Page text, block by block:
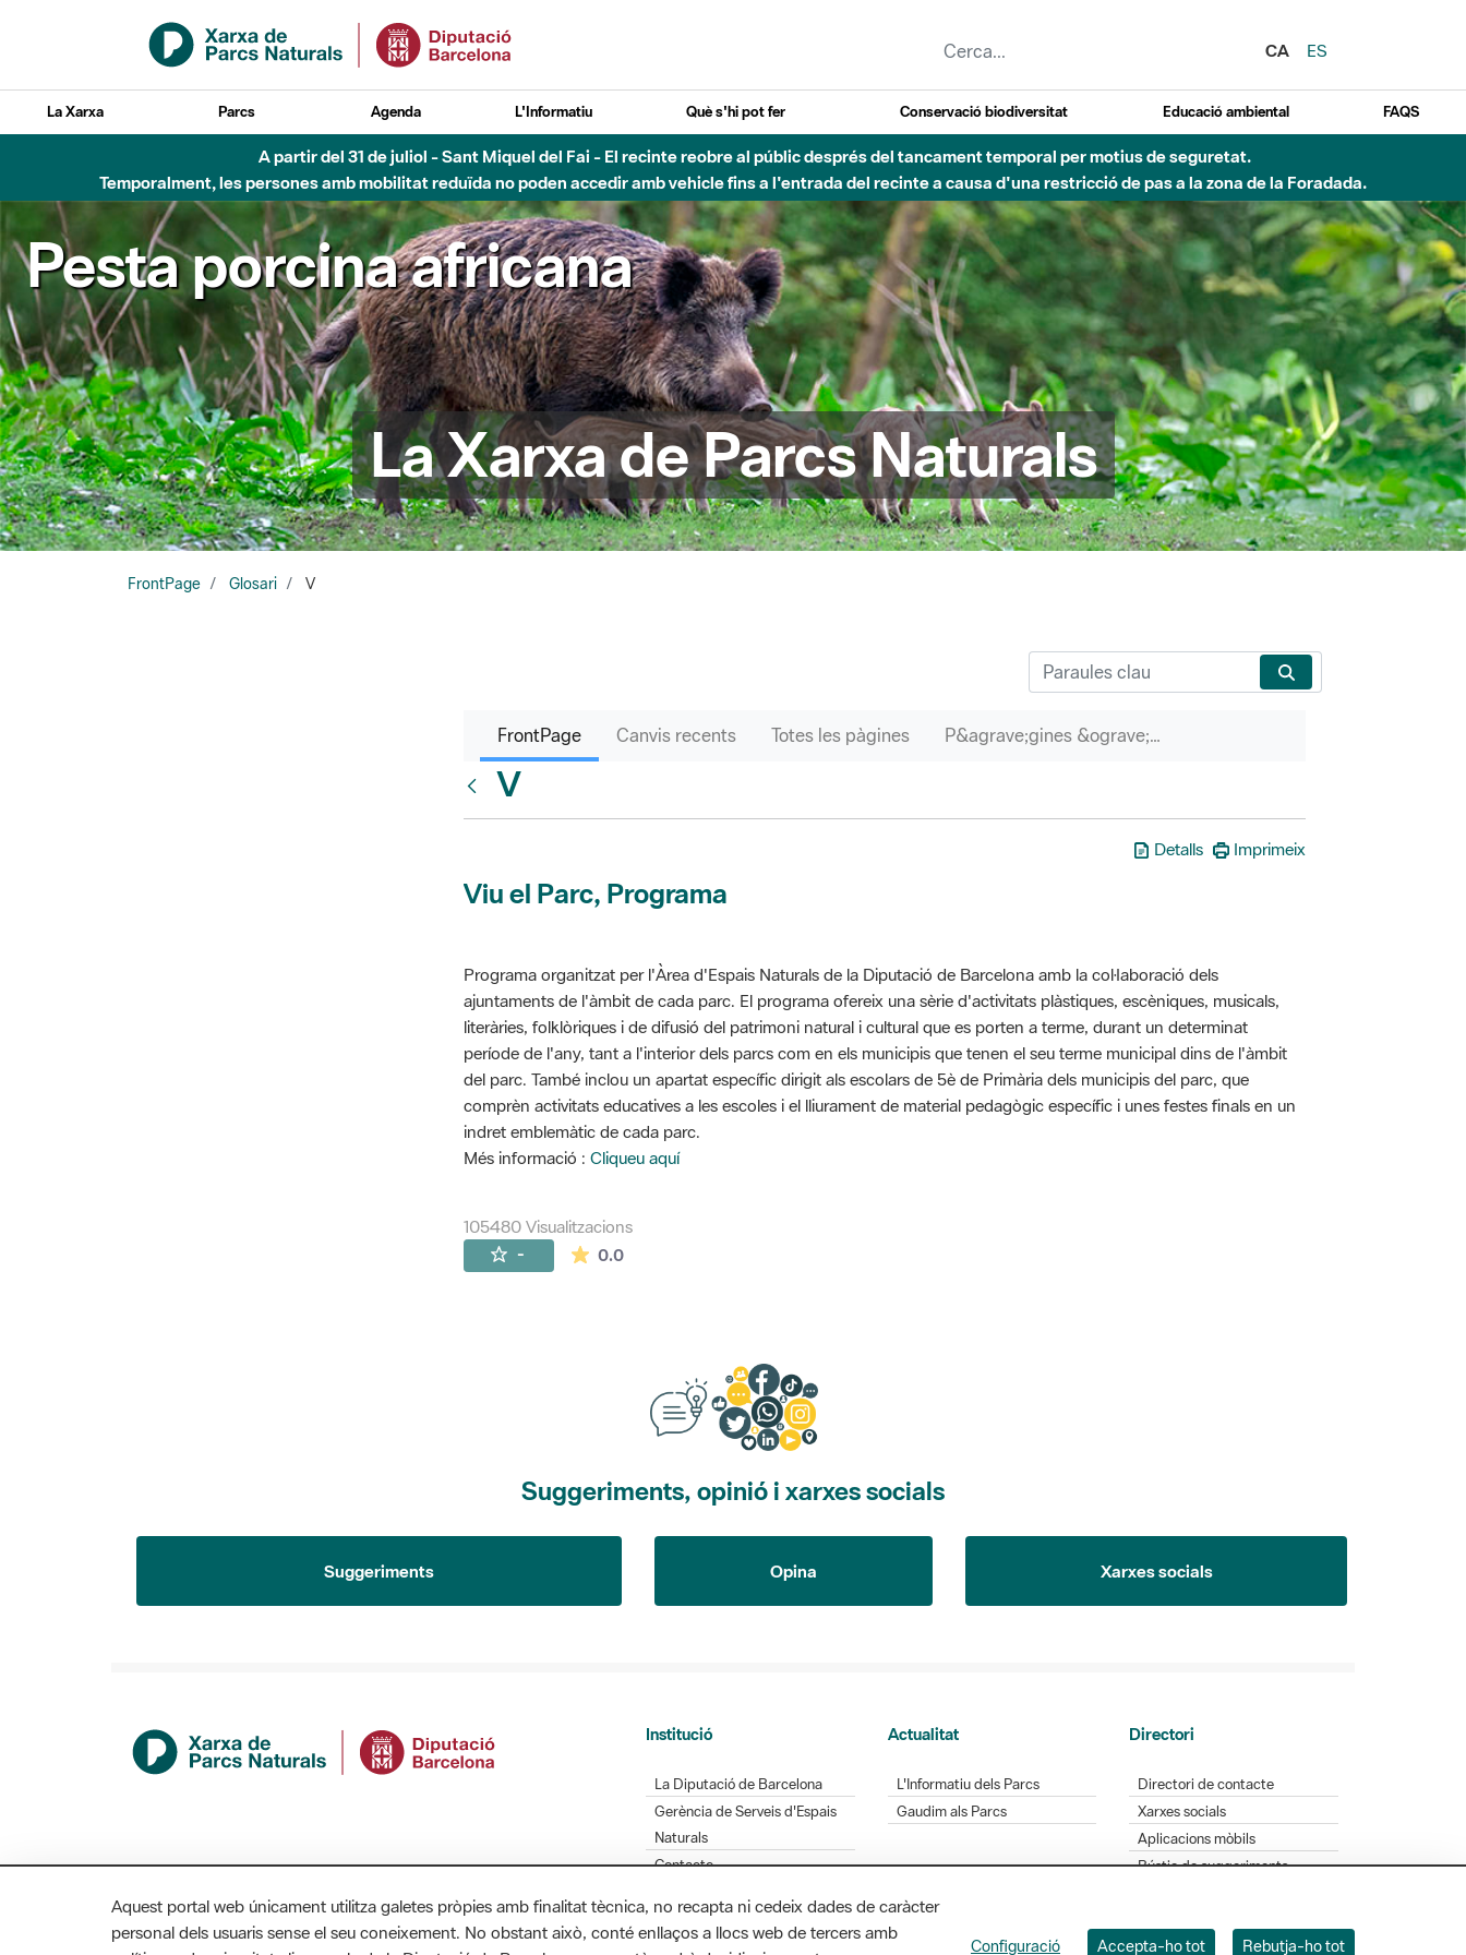
Salta al contingut principal
CA
ES
La Xarxa Parcs Agenda L'Informatiu Què s'hi pot fer Conservació biodiversitat Educació ambiental FAQS
A partir del 31 de juliol - Sant Miquel del Fai - El recinte reobre al públic després del tancament temporal per motius de seguretat.
Temporalment, les persones amb mobilitat reduïda no poden accedir amb vehicle fins a l'entrada del recinte a causa d'una restricció de pas a la zona de la Foradada.
Pesta porcina africana
La Xarxa de Parcs Naturals
FrontPage Glosari V
FrontPage Canvis recents Totes les pàgines P&agrave;gines &ograve;rfenes
V
Detalls Imprimeix
Viu el Parc, Programa
Programa organitzat per l'Àrea d'Espais Naturals de la Diputació de Barcelona amb la col·laboració dels
ajuntaments de l'àmbit de cada parc. El programa ofereix una sèrie d'activitats plàstiques, escèniques, musicals,
literàries, folklòriques i de difusió del patrimoni natural i cultural que es porten a terme, durant un determinat
període de l'any, tant a l'interior dels parcs com en els municipis que tenen el seu terme municipal dins de l'àmbit
del parc. També inclou un apartat específic dirigit als escolars de 5è de Primària dels municipis del parc, que
comprèn activitats educatives a les escoles i el lliurament de material pedagògic específic i unes festes finals en un
indret emblemàtic de cada parc.
Més informació : Cliqueu aquí
105480 Visualitzacions
- 0.0La mitjana de les valoracions és de 0 estrelles de 5.
Suggeriments, opinió i xarxes socials
Suggeriments Opina Xarxes socials
Institució
La Diputació de Barcelona
Gerència de Serveis d'Espais
Naturals
Contacte
Actualitat
L'Informatiu dels Parcs
Gaudim als Parcs
Directori
Directori de contacte
Xarxes socials
Aplicacions mòbils
Bústia de suggeriments
Aquest portal web únicament utilitza galetes pròpies amb finalitat tècnica, no recapta ni cedeix dades de caràcter
personal dels usuaris sense el seu coneixement. No obstant això, conté enllaços a llocs web de tercers amb
Configuració Accepta-ho tot Rebutja-ho tot